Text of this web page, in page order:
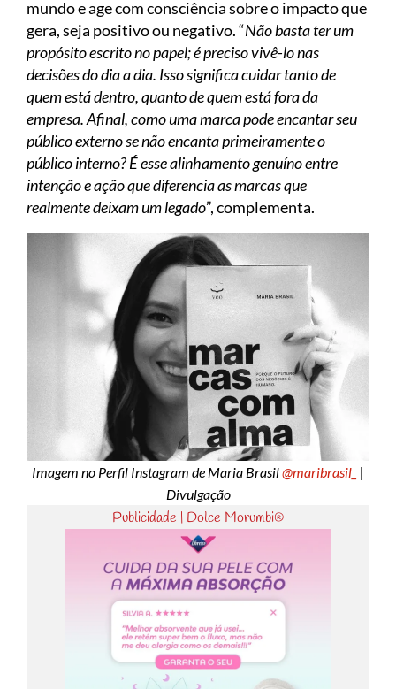
mundo e age com consciência sobre o impacto que
gera, seja positivo ou negativo. “Não basta ter um
propósito escrito no papel; é preciso vivê-lo nas
decisões do dia a dia. Isso significa cuidar tanto de
quem está dentro, quanto de quem está fora da
empresa. Afinal, como uma marca pode encantar seu
público externo se não encanta primeiramente o
público interno? É esse alinhamento genuíno entre
intenção e ação que diferencia as marcas que
realmente deixam um legado”, complementa.
Imagem no Perfil Instagram de Maria Brasil@maribrasil_ |
Divulgação
Publicidade | Dolce Morumbi®